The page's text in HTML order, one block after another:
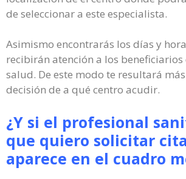
de seleccionar a este especialista.
Asimismo encontrarás los días y
recibirán atención a los beneficiarios
salud. De este modo te resultará
decisión de a qué centro acudir.
¿Y si el profesional
que quiero solicitar
aparece en el cuadro